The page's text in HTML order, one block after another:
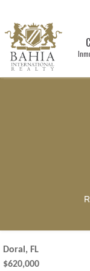
Doral, FL
$620,000